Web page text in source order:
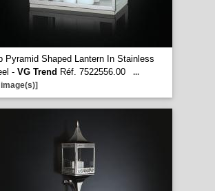
Pyramid Shaped Lantern In Stainless
- VG Trend Réf. 7522556.00
...
image(s)]